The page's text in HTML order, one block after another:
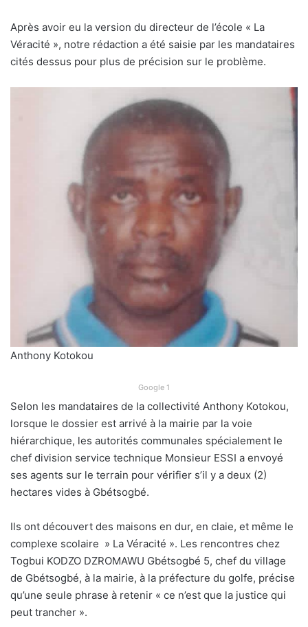
Après avoir eu la version du directeur de l’école « La
Véracité », notre rédaction a été saisie par les mandataires
cités dessus pour plus de précision sur le problème.
Anthony Kotokou
Google 1
Selon les mandataires de la collectivité Anthony Kotokou,
lorsque le dossier est arrivé à la mairie par la voie
hiérarchique, les autorités communales spécialement le
chef division service technique Monsieur ESSI a envoyé
ses agents sur le terrain pour vérifier s’il y a deux (2)
hectares vides à Gbétsogbé.
Ils ont découvert des maisons en dur, en claie, et même le
complexe scolaire » La Véracité ». Les rencontres chez
Togbui KODZO DZROMAWU Gbétsogbé 5, chef du village
de Gbétsogbé, à la mairie, à la préfecture du golfe, précise
qu’une seule phrase à retenir « ce n’est que la justice qui
peut trancher ».